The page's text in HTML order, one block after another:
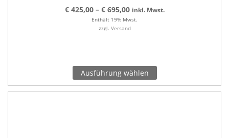
€425,00 – €695,00 inkl. Mwst.
Enthält 19% Mwst.
zzgl. Versand
Ausführung wählen